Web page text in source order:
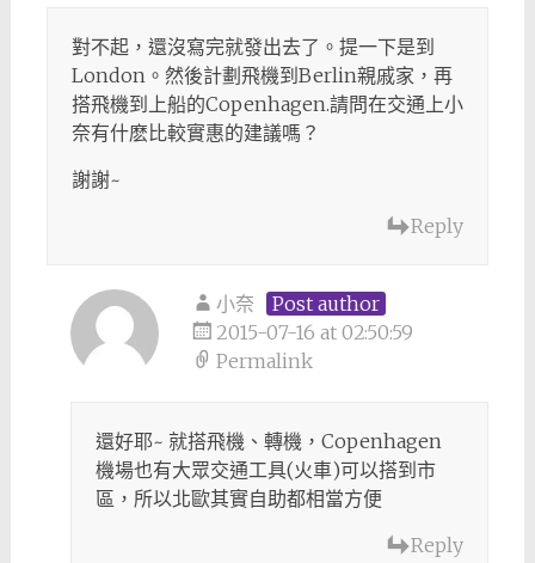
對不起，還沒寫完就發出去了。提一下是到
London。然後計劃飛機到Berlin親戚家，再
搭飛機到上船的Copenhagen.請問在交通上小
奈有什麽比較實惠的建議嗎？
謝謝~
Reply
小奈
Post author
2015-07-16 at 02:50:59
Permalink
還好耶~ 就搭飛機、轉機，Copenhagen
機場也有大眾交通工具(火車)可以搭到市
區，所以北歐其實自助都相當方便
Reply